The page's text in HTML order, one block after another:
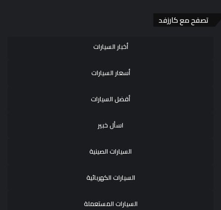
تصفح مع كارزفد
أخبار السيارات
أسعار السيارات
أفضل السيارات
اسأل خبير
السيارات الصينية
السيارات الكهربائية
السيارات المستعملة